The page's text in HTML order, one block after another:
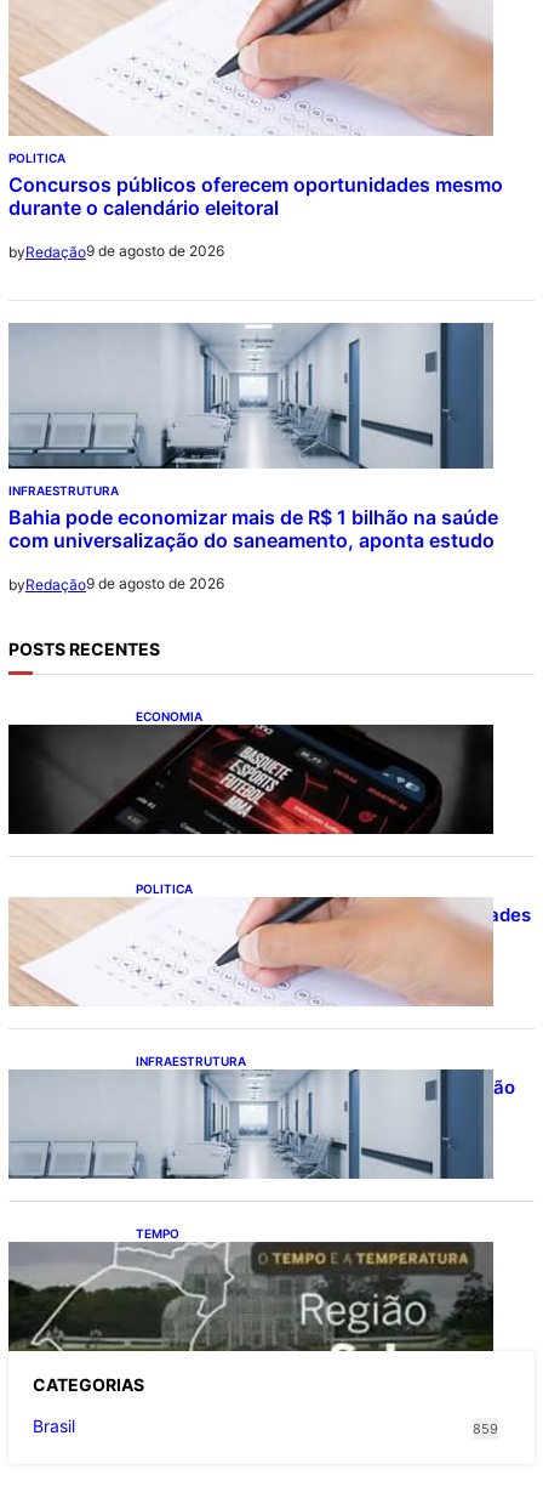
POLITICA
Concursos públicos oferecem oportunidades mesmo
durante o calendário eleitoral
byRedação9 de agosto de 2026
INFRAESTRUTURA
Bahia pode economizar mais de R$ 1 bilhão na saúde
com universalização do saneamento, aponta estudo
byRedação9 de agosto de 2026
POSTS RECENTES
ECONOMIA
Brasileiros tiveram prejuízo de R$ 62,5
bilhões com bets em 2025
POLITICA
Concursos públicos oferecem oportunidades
mesmo durante o calendário eleitoral
INFRAESTRUTURA
Bahia pode economizar mais de R$ 1 bilhão
na saúde com universalização do
saneamento, aponta estudo
TEMPO
O TEMPO E A TEMPERATURA: Sul terá
chuva, frio e possibilidade de trovoadas
neste domingo (9)
CATEGORIAS
Brasil
859